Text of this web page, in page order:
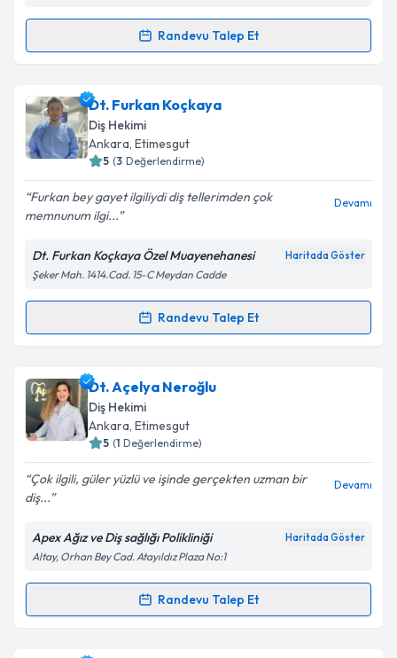
Takvim Talebini Gönder
Randevu Talep Et
Randevu Takvimi Talebi
Uzm. Dt. Nur Burcu Ulusoyiçin randevu takvimi
talebi oluşturun. Size bu uzmandan randevu almanız
için bir takvim hazırlandığında e-posta ile
bilgilendireceğiz.
E-posta Adresiniz
Kişisel verilerimin işlenmesine ilişkin
Metni'ni okudum ve kişisel verilerimin belirtilen
kapsamda işlenmesini kabul ediyorum.
Dt. Furkan Koçkaya
Diş Hekimi
Ankara, Etimesgut
5 (3 Değerlendirme)
Furkan bey gayet ilgiliydi diş tellerimden çok
memnunum ilgi...
Devamı
Dt. Furkan Koçkaya Özel Muayenehanesi Haritada Göster
Şeker Mah. 1414.Cad. 15-C Meydan Cadde
Randevu Talep Et
Randevu Takvimi Talebi
Dt. Furkan Koçkayaiçin randevu takvimi talebi
oluşturun. Size bu uzmandan randevu almanız için bir
takvim hazırlandığında e-posta ile bilgilendireceğiz.
Kişisel verilerimin işlenmesine ilişkin
Aydınlatma
Metni'ni okudum ve kişisel verilerimin belirtilen
kapsamda işlenmesini kabul ediyorum.
Dt. Açelya Neroğlu
Diş Hekimi
Ankara, Etimesgut
5 (1 Değerlendirme)
Çok ilgili, güler yüzlü ve işinde gerçekten uzman bir
diş...
Devamı
Apex Ağız ve Diş sağlığı Polikliniği Haritada Göster
Altay, Orhan Bey Cad. Atayıldız Plaza No:1
Randevu Talep Et
Randevu Takvimi Talebi